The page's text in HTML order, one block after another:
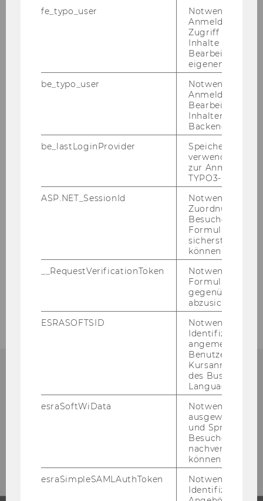
Valentina Emanuele, Dott.ssa Mag.
Ruby Doeleman, M.Sc.
Rohit Reddy Muddasani, M.Sc., M.A., B.Tech
Flavia Garcia, MSc.
Alejandro Ruiz
fe_typo_user
Notwendig für
Anmeldung und
Zugriff auf
Inhalte oder zur
Bearbeitung des
eigenen Profils.
be_typo_user
Notwendig für
Anmeldung und
Bearbeitung von
Inhalten im
Backend.
be_lastLoginProvider
Speichert die
verwendete
zur Anmeldung
TYPO3-Backend.
ASP.NET_SessionId
Notwendig, um
Zuordnung von
Besucher zu
sicherstellen zu
können.
__RequestVerificationToken
Notwendig, um
gegenüber
abzusichern.
ESRASOFTSID
Notwendig zur
Identifizierung
angemeldeten
Benutzers im
des Business
Language
esraSoftWiData
Notwendig um
ausgewählte
und
Besuchers
nachverfolgen
können.
esraSimpleSAMLAuthToken
Notwendig zur
Identifizierung